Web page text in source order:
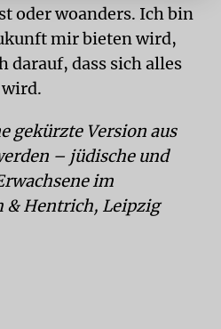
oder woanders. Ich bin
mir bieten wird,
darauf, dass sich alles
gekürzte Version aus
– jüdische und
im
& Hentrich, Leipzig